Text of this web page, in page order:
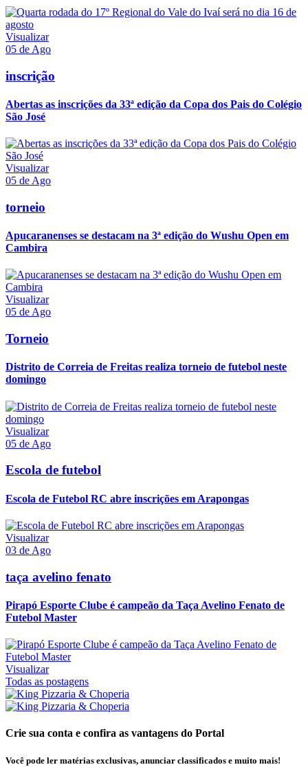
Visualizar
05 de Ago
inscrição
Abertas as inscrições da 33ª edição da Copa dos Pais do Colégio
São José
Visualizar
05 de Ago
torneio
Apucaranenses se destacam na 3ª edição do Wushu Open em
Cambira
Visualizar
05 de Ago
Torneio
Distrito de Correia de Freitas realiza torneio de futebol neste
domingo
Visualizar
05 de Ago
Escola de futebol
Escola de Futebol RC abre inscrições em Arapongas
Visualizar
03 de Ago
taça avelino fenato
Pirapó Esporte Clube é campeão da Taça Avelino Fenato de
Futebol Master
Visualizar
Todas as postagens
Crie sua conta e confira as vantagens do Portal
Você pode ler matérias exclusivas, anunciar classificados e muito mais!